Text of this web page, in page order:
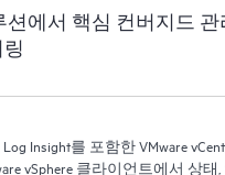
션에서 핵심 컨버지드
Insight를 포함한 VMware
vSphere 클라이언트에서 상태